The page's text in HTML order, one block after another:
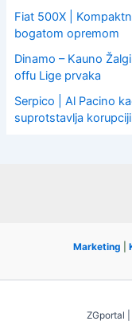
Fiat 500X |
bogatom opremom
Dinamo – Kauno
offu Lige prvaka
Serpico | Al Pacino
suprotstavlja
Marketing
ZGportal